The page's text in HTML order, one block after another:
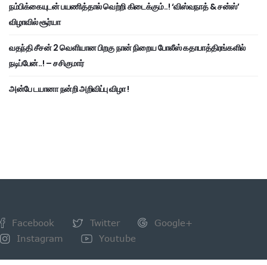
நம்பிக்கையுடன் பயணித்தால் வெற்றி கிடைக்கும்..! ‘விஸ்வநாத் & சன்ஸ்’
விழாவில் சூர்யா
வதந்தி சீசன் 2 வெளியான பிறகு நான் நிறைய போலீஸ் கதாபாத்திரங்களில்
நடிப்பேன்..! – சசிகுமார்
அன்பே டயானா நன்றி அறிவிப்பு விழா !
Facebook Twitter
Google+
Instagram
Youtube